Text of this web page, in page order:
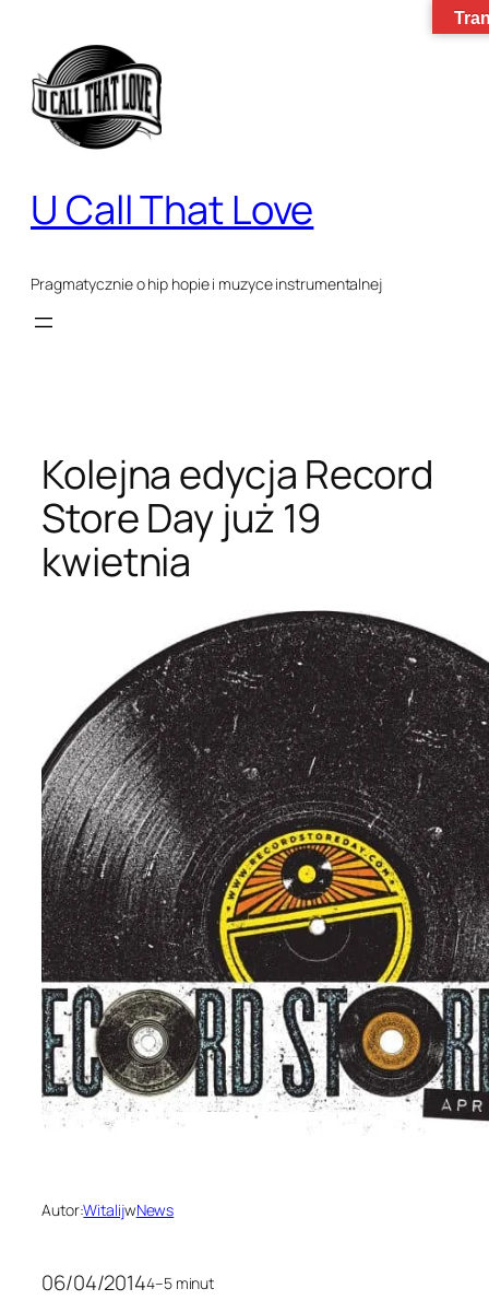
treści
U Call That Love
Pragmatycznie o hip hopie i muzyce instrumentalnej
Kolejna edycja Record
Store Day już 19
kwietnia
Autor:WitalijwNews
06/04/20144–5 minut